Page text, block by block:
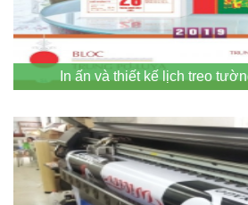
In ấn và thiết kế lịch treo